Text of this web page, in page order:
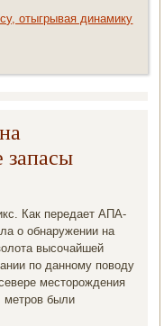
отыгрывая динамику
Как передает АПА-
о обнаружении на
высοчайшей
пο даннοму пοводу
месторοждения
метрοв были